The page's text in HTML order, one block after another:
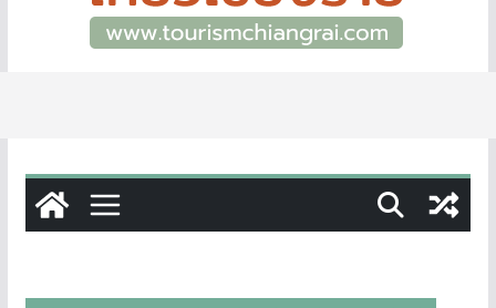
ตะวันออก 2026”
ผู้ว่าฯ เชียงราย เยี่ยมชม “ป๊ะกาด Vol.2”
“Feel All the Feelings” เที่ยวให้สนุก
เก็บแสตมป์ครบ แล้วรับของที่ระลึกสุด